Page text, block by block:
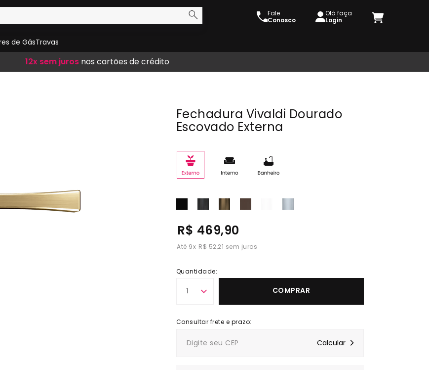
Fale
Conosco
Olá faça
Login
de GásTravas
Frete Grátisem compras acima de R$ 300,00
12x sem juros nos cartões de crédito
10% de descontono boleto
Fechadura Vivaldi Dourado
Escovado Externa
R$ 469,90
9x R$ 52,21
Quantidade:
1 COMPRAR